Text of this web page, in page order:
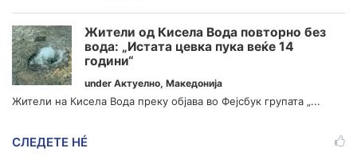
Жители од Кисела Вода повторно без
вода: „Истата цевка пука веќе 14
години“
under Актуелно, Македонија
Жители на Кисела Вода преку објава во Фејсбук групата „...
СЛЕДЕТЕ НÉ